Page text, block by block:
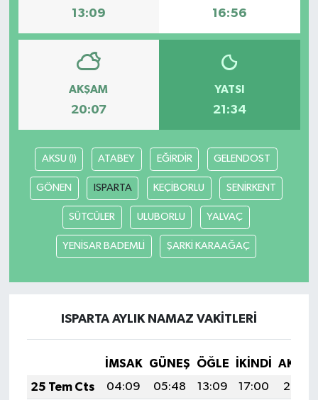
13:09 16:56
AKŞAM
20:07
YATSI
21:34
AKSU (I) ATABEY EĞİRDİR GELENDOST
GÖNEN ISPARTA KEÇİBORLU SENİRKENT
SÜTCÜLER ULUBORLU YALVAÇ
YENİSAR BADEMLİ ŞARKİ KARAAĞAÇ
ISPARTA AYLIK NAMAZ VAKITLERI
İMSAK GÜNEŞ ÖĞLE İKINDI
25 Tem Cts
04:09 05:48 13:09 17:00
20:20